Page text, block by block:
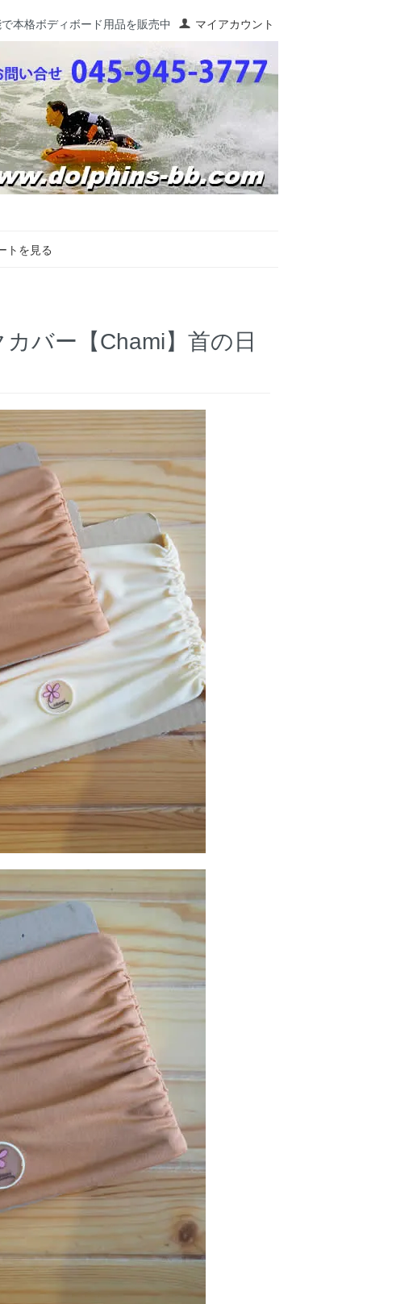
本格ボディボード用品を販売中 マイアカウント
トを見る
バー【Chami】首の日